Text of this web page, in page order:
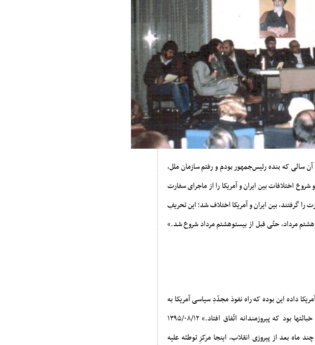
سالی که بنده رئیس‌جمهور بودم و رفتم سازمان ملل،
اختلافات بین ایران و آمریکا را از ماجرای سفارت
گرفتند، بین ایران و آمریکا اختلاف شد؛ این تحریفِ
مرداد، حتّی قبل از بیستوهشتم مرداد شروع شد.»
داده این بوده که راه نفوذ مجدّدِ سیاسی آمریکا به
کشور را بسته است.» ۱۳۹۸/۰۸/۱۲ «تسخیر سفارت، واکنش به همه خباثتها بود که پیروزمندانه اتّفاق افتاد.» ۱۳۹۵/۰۸/۱۲
ماه بعد از پیروزی انقلاب، اینجا مرکزِ توطئه علیه